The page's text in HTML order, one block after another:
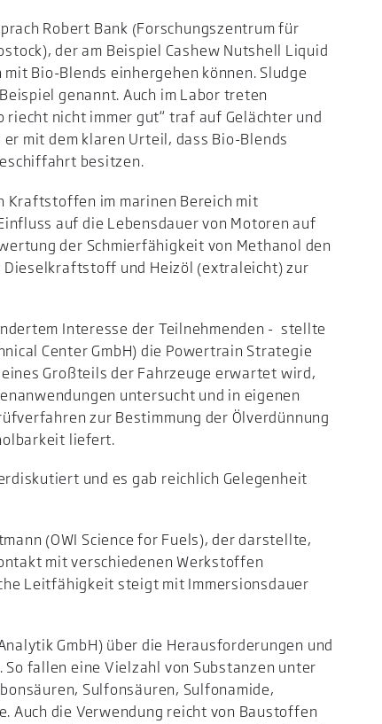
Robert Bank (Forschungszentrum für
der am Beispiel Cashew Nutshell Liquid
Bio-Blends einhergehen können. Sludge
genannt. Auch im Labor treten
riecht nicht immer gut“ traf auf Gelächter und
mit dem klaren Urteil, dass Bio-Blends
besitzen.
Kraftstoffen im marinen Bereich mit
auf die Lebensdauer von Motoren auf
der Schmierfähigkeit von Methanol den
Dieselkraftstoff und Heizöl (extraleicht) zur
Interesse der Teilnehmenden - stellte
Center GmbH) die Powertrain Strategie
Großteils der Fahrzeuge erwartet wird,
untersucht und in eigenen
zur Bestimmung der Ölverdünnung
liefert.
und es gab reichlich Gelegenheit
(OWI Science for Fuels), der darstellte,
mit verschiedenen Werkstoffen
Leitfähigkeit steigt mit Immersionsdauer
GmbH) über die Herausforderungen und
So fallen eine Vielzahl von Substanzen unter
Sulfonsäuren, Sulfonamide,
Auch die Verwendung reicht von Baustoffen